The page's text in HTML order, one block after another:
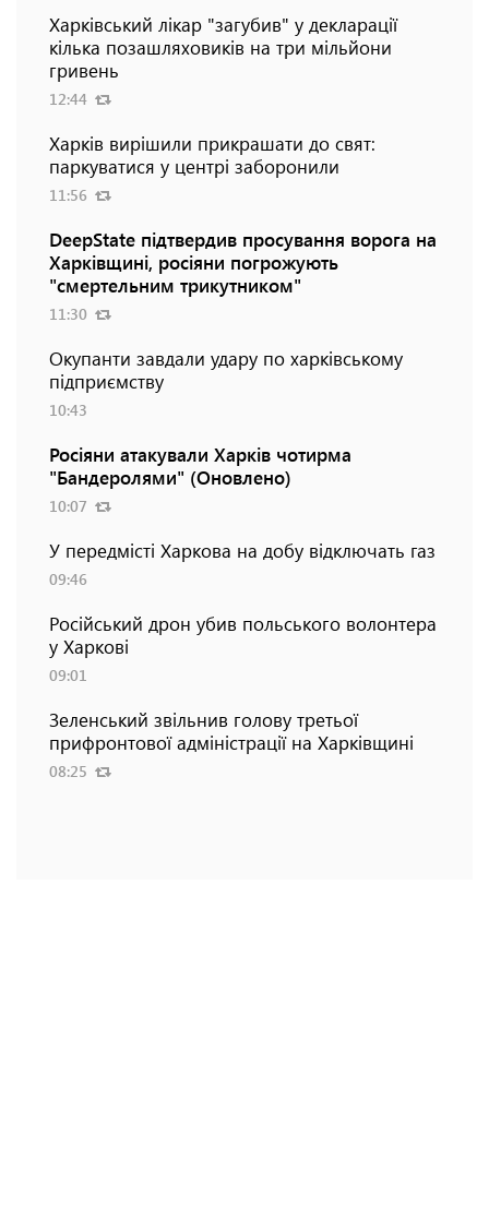
Харківський лікар "загубив" у декларації
кілька позашляховиків на три мільйони
гривень
12:44
Харків вирішили прикрашати до свят:
паркуватися у центрі заборонили
11:56
DeepState підтвердив просування ворога на
Харківщині, росіяни погрожують
"смертельним трикутником"
11:30
Окупанти завдали удару по харківському
підприємству
10:43
Росіяни атакували Харків чотирма
"Бандеролями" (Оновлено)
10:07
У передмісті Харкова на добу відключать газ
09:46
Російський дрон убив польського волонтера
у Харкові
09:01
Зеленський звільнив голову третьої
прифронтової адміністрації на Харківщині
08:25